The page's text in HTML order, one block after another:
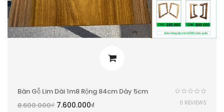
Bàn Gỗ Lim Dài 1m8 Rộng 84cm Dày 5cm
8.600.000₫ 7.600.000₫ 0 REVIEWS